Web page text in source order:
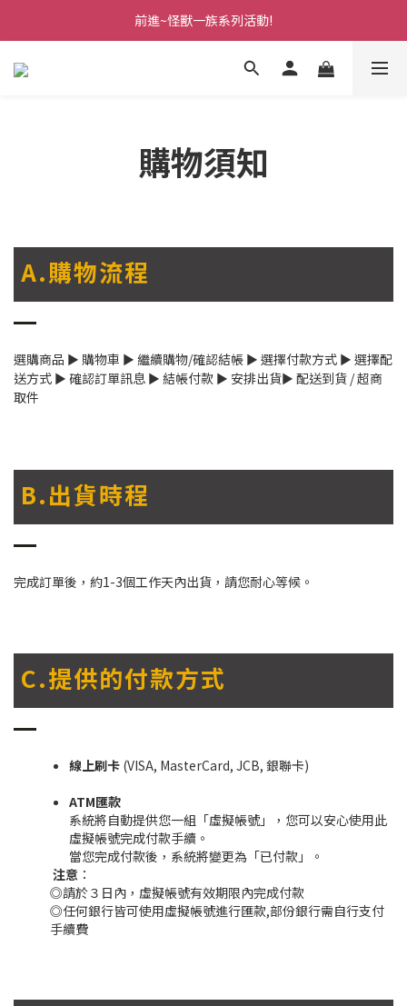
前進~怪獸一族系列活動!
前進~怪獸一族系列活動!
分享美好時光 ∣ APP好友推薦
購物須知
A.購物流程
選購商品 ► 購物車 ► 繼續購物/確認結帳 ► 選擇付款方式 ► 選擇配
送方式 ► 確認訂單訊息 ► 結帳付款 ► 安排出貨► 配送到貨 / 超商
取件
B.出貨時程
完成訂單後，約1-3個工作天內出貨，請您耐心等候。
C.提供的付款方式
線上刷卡 (VISA, MasterCard, JCB, 銀聯卡)
ATM匯款
系統將自動提供您一組「虛擬帳號」，您可以安心使用此
虛擬帳號完成付款手續。
當您完成付款後，系統將變更為「已付款」。
注意 ：
◎請於３日內，虛擬帳號有效期限內完成付款
◎任何銀行皆可使用虛擬帳號進行匯款,部份銀行需自行支付
手續費